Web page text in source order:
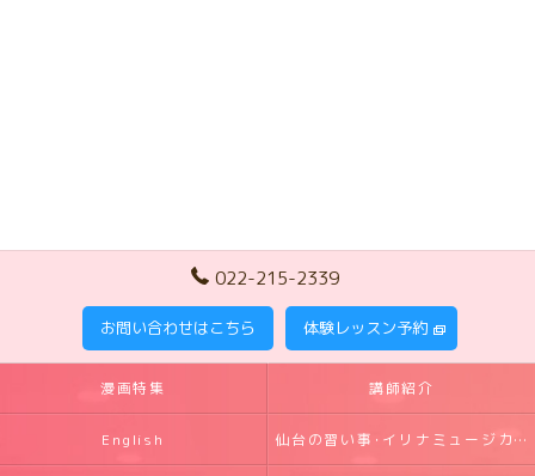
022-215-2339
お問い合わせはこちら 体験レッスン予約
漫画特集 講師紹介
English 仙台の習い事･イリナミュージカルの口コミ情報